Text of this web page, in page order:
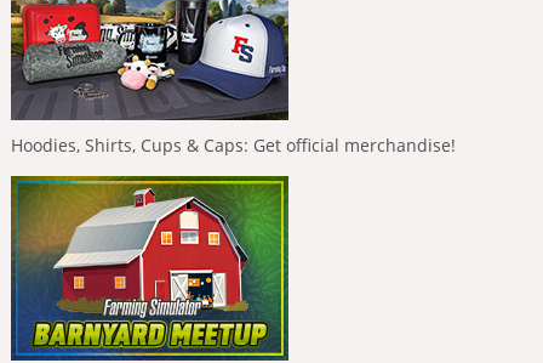
Hoodies, Shirts, Cups & Caps: Get official merchandise!